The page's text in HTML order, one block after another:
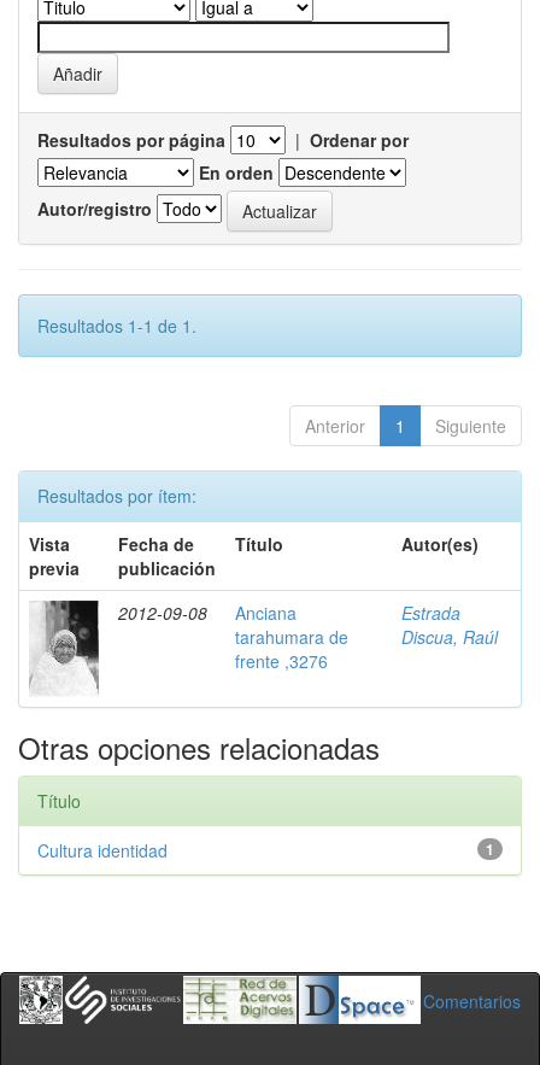
Resultados por página | Ordenar por
En orden
Autor/registro
Resultados 1-1 de 1.
Anterior 1 Siguiente
Resultados por ítem:
Vista
previa
Fecha de
publicación
Título Autor(es)
2012-09-08
Anciana
tarahumara de
frente ,3276
Estrada
Discua, Raúl
Otras opciones relacionadas
Título
1
Cultura identidad
Comentarios